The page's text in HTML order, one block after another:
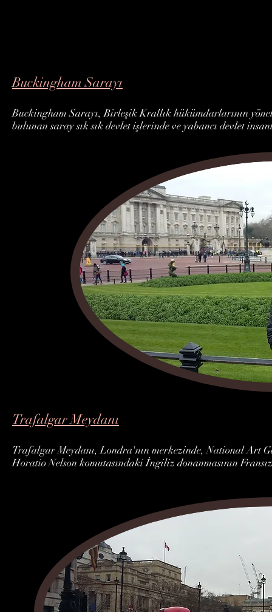
Buckingham Sarayı
Buckingham Sarayı, Birleşik Krallık hükümdarlarının
bulunan saray sık sık devlet işlerinde ve yabancı devlet
Trafalgar Meydanı
Trafalgar Meydanı, Londra'nın merkezinde, National Art
Horatio Nelson komutasındaki İngiliz donanmasının